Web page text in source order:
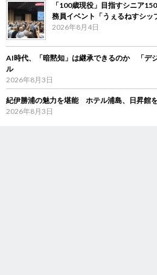
「100歳現役」目指すシニア
務員イベント「うぇるねすシッ
2026年8月4日
AI時代、「暗黙知」は継承できるのか 「デ
ル
2026年8月3日
紀伊勝浦の魅力を堪能 ホテル浦島、日昇館
2026年8月3日